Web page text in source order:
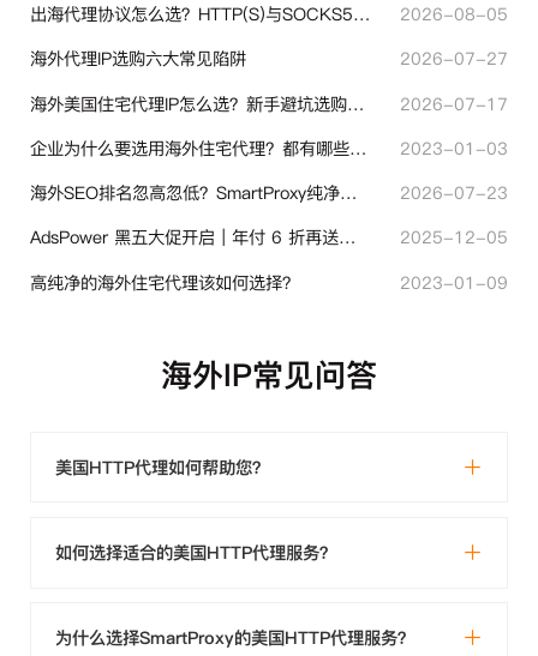
出海代理协议怎么选？HTTP(S)与SOCKS5核心差异与选型技巧
2026-08-05
海外代理IP选购六大常见陷阱
2026-07-27
海外美国住宅代理IP怎么选？新手避坑选购指南
2026-07-17
企业为什么要选用海外住宅代理？都有哪些帮助？
2023-01-03
海外SEO排名忽高忽低？SmartProxy纯净住宅IP助力站点权重稳定
2026-07-23
AdsPower 黑五大促开启｜年付 6 折再送半年＋豪礼抽奖
2025-12-05
高纯净的海外住宅代理该如何选择？
2023-01-09
海外IP常见问答
美国HTTP代理如何帮助您？
如何选择适合的美国HTTP代理服务？
为什么选择SmartProxy的美国HTTP代理服务？